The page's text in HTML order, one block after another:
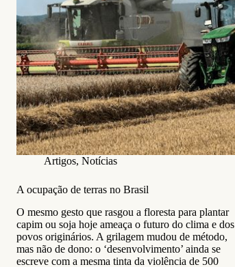
Artigos,Notícias
A ocupação de terras no Brasil
O mesmo gesto que rasgou a floresta para plantar
capim ou soja hoje ameaça o futuro do clima e dos
povos originários. A grilagem mudou de método,
mas não de dono: o ‘desenvolvimento’ ainda se
escreve com a mesma tinta da violência de 500